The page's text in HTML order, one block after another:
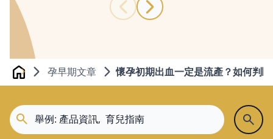
Home 孕早期文章 懷孕初期出血一定是流產？如何判